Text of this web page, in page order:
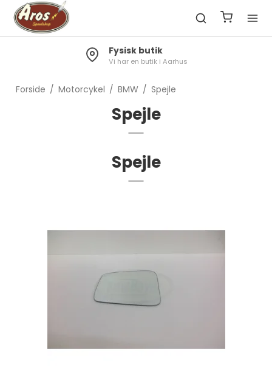
Fysisk butik
Vi har en butik i Aarhus
Forside / Motorcykel / BMW / Spejle
Spejle
Spejle